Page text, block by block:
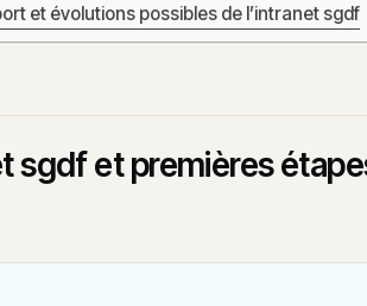
et évolutions possibles de l’intranet sgdf
sgdf et premières